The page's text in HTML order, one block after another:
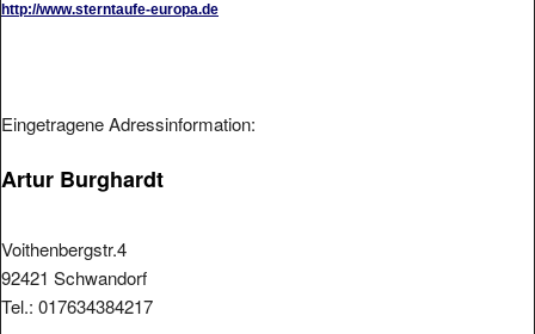
http://www.sterntaufe-europa.de
Eingetragene Adressinformation:
Artur Burghardt
Voithenbergstr.4
92421 Schwandorf
Tel.: 017634384217